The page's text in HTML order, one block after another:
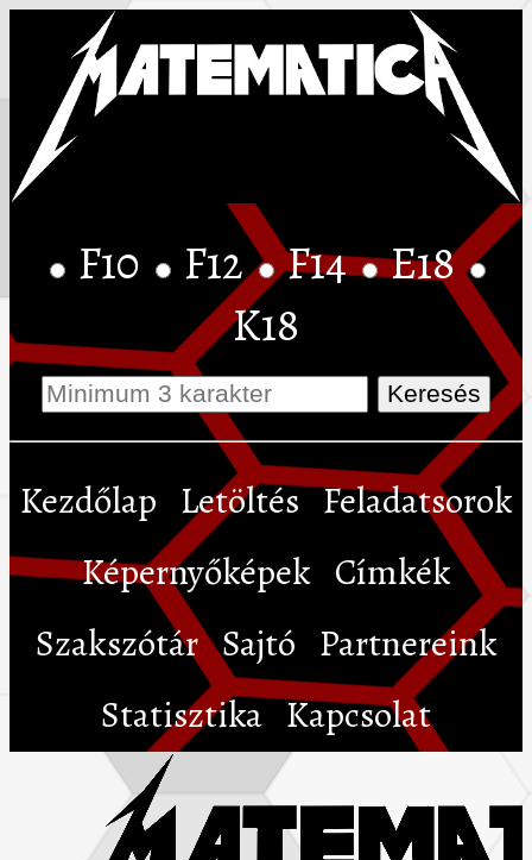
F10 F12 F14 E18
K18
Kezdőlap Letöltés Feladatsorok
Képernyőképek Címkék
Szakszótár Sajtó Partnereink
Statisztika Kapcsolat